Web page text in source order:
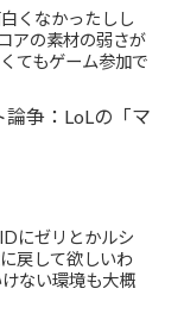
くなかったしし
アの素材の弱さが
てもゲーム参加で
争：LoLの「マ
にゼリとかルシ
戻して欲しいわ
ない環境も大概